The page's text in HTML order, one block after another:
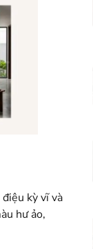
kỳ vĩ và
hư ảo,